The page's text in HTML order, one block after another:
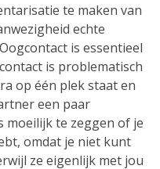
te maken van
echte
is essentieel
is problematisch
op één plek staat en
een paar
moeilijk te zeggen of je
omdat je niet kunt
ze eigenlijk met jou